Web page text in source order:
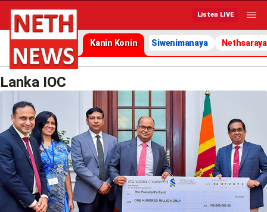
Listen LIVE
Kanin Konin Siwenimanaya Nethsaraya
Lanka IOC